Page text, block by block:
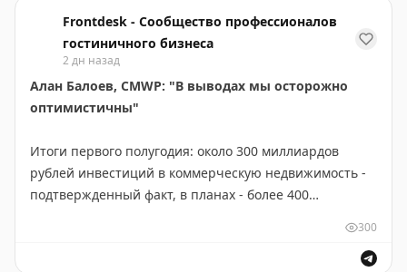
Frontdesk - Сообщество профессионалов
гостиничного бизнеса
2 дн назад
Алан Балоев, CMWP: "В выводах мы осторожно
оптимистичны"
Итоги первого полугодия: около 300 миллиардов
рублей инвестиций в коммерческую недвижимость -
подтвержденный факт, в планах - более 400
инвестициях в коммерческую недвижимость долю 6%
https://www.frontdesk.ru/article/alan-baloev-v-vyvodakh-
300